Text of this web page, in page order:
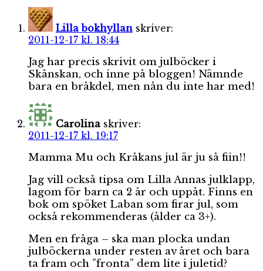
Lilla bokhyllan skriver:
2011-12-17 kl. 18:44
Jag har precis skrivit om julböcker i
Skånskan, och inne på bloggen! Nämnde
bara en bråkdel, men nån du inte har med!
Carolina skriver:
2011-12-17 kl. 19:17
Mamma Mu och Kråkans jul är ju så fiin!!
Jag vill också tipsa om Lilla Annas julklapp,
lagom för barn ca 2 år och uppåt. Finns en
bok om spöket Laban som firar jul, som
också rekommenderas (ålder ca 3+).
Men en fråga – ska man plocka undan
julböckerna under resten av året och bara
ta fram och ”fronta” dem lite i juletid?